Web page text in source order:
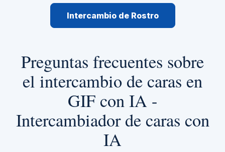
Intercambio de Rostro
Preguntas frecuentes sobre
el intercambio de caras en
GIF con IA -
Intercambiador de caras con
IA